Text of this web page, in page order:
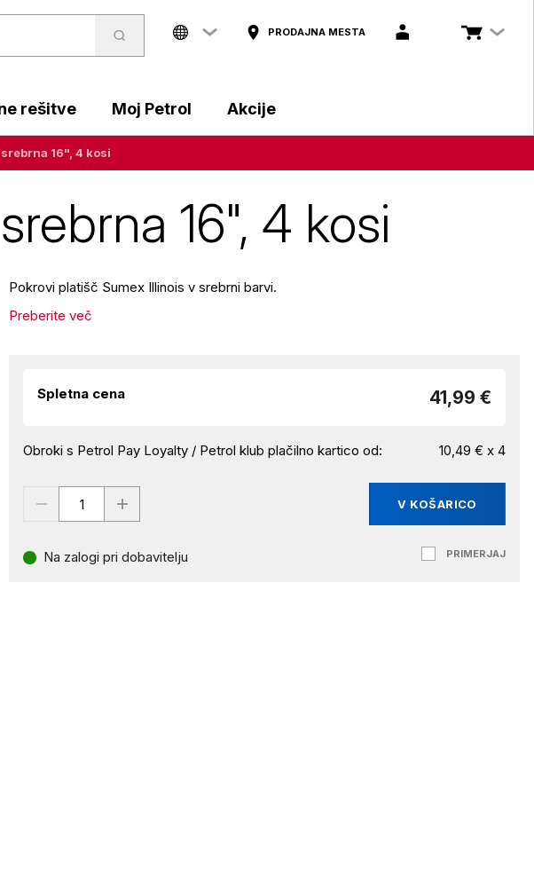
PRODAJNA MESTA
rešitve Moj Petrol Akcije
16", 4 kosi
16", 4 kosi
Pokrovi platišč Sumex Illinois v srebrni barvi.
Preberite več
Spletna cena 41,99 €
Obroki s Petrol Pay Loyalty / Petrol klub plačilno kartico od: 10,49 € x 4
V KOŠARICO
Na zalogi pri dobavitelju PRIMERJAJ